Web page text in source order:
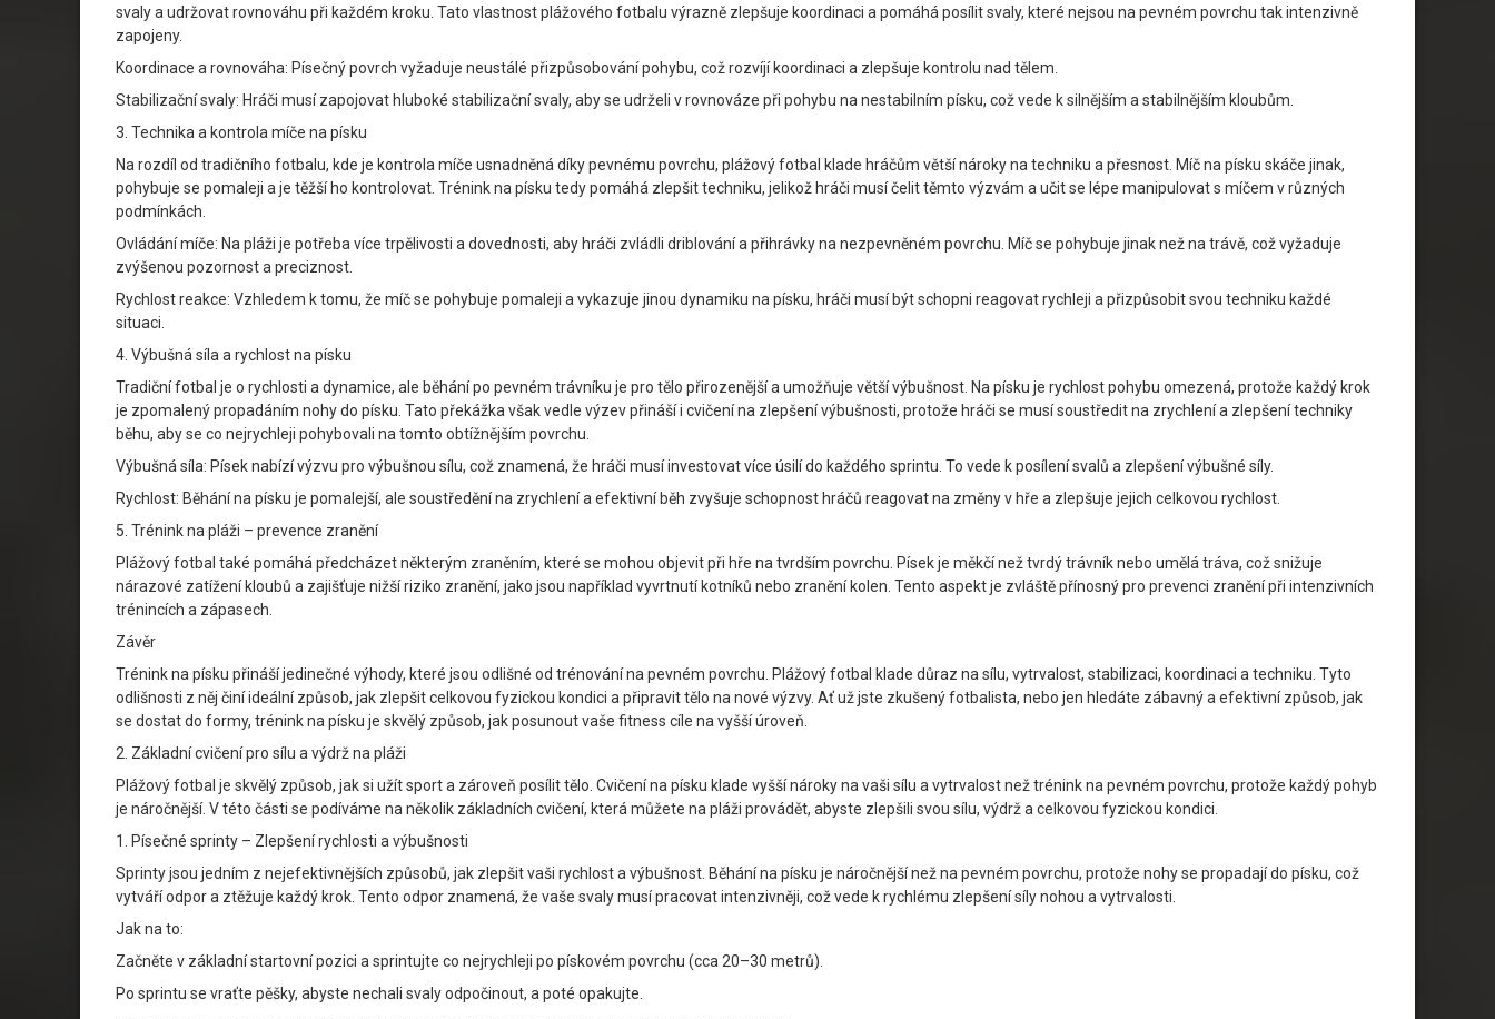
svaly a udržovat rovnováhu při každém kroku. Tato vlastnost plážového fotbalu výrazně zlepšuje koordinaci a pomáhá posílit svaly, které nejsou na pevném povrchu tak intenzivně
zapojeny.
Koordinace a rovnováha: Písečný povrch vyžaduje neustálé přizpůsobování pohybu, což rozvíjí koordinaci a zlepšuje kontrolu nad tělem.
Stabilizační svaly: Hráči musí zapojovat hluboké stabilizační svaly, aby se udrželi v rovnováze při pohybu na nestabilním písku, což vede k silnějším a stabilnějším kloubům.
3. Technika a kontrola míče na písku
Na rozdíl od tradičního fotbalu, kde je kontrola míče usnadněná díky pevnému povrchu, plážový fotbal klade hráčům větší nároky na techniku a přesnost. Míč na písku skáče jinak,
pohybuje se pomaleji a je těžší ho kontrolovat. Trénink na písku tedy pomáhá zlepšit techniku, jelikož hráči musí čelit těmto výzvám a učit se lépe manipulovat s míčem v různých
podmínkách.
Ovládání míče: Na pláži je potřeba více trpělivosti a dovednosti, aby hráči zvládli driblování a přihrávky na nezpevněném povrchu. Míč se pohybuje jinak než na trávě, což vyžaduje
zvýšenou pozornost a preciznost.
Rychlost reakce: Vzhledem k tomu, že míč se pohybuje pomaleji a vykazuje jinou dynamiku na písku, hráči musí být schopni reagovat rychleji a přizpůsobit svou techniku každé
situaci.
4. Výbušná síla a rychlost na písku
Tradiční fotbal je o rychlosti a dynamice, ale běhání po pevném trávníku je pro tělo přirozenější a umožňuje větší výbušnost. Na písku je rychlost pohybu omezená, protože každý krok
je zpomalený propadáním nohy do písku. Tato překážka však vedle výzev přináší i cvičení na zlepšení výbušnosti, protože hráči se musí soustředit na zrychlení a zlepšení techniky
běhu, aby se co nejrychleji pohybovali na tomto obtížnějším povrchu.
Výbušná síla: Písek nabízí výzvu pro výbušnou sílu, což znamená, že hráči musí investovat více úsilí do každého sprintu. To vede k posílení svalů a zlepšení výbušné síly.
Rychlost: Běhání na písku je pomalejší, ale soustředění na zrychlení a efektivní běh zvyšuje schopnost hráčů reagovat na změny v hře a zlepšuje jejich celkovou rychlost.
5. Trénink na pláži – prevence zranění
Plážový fotbal také pomáhá předcházet některým zraněním, které se mohou objevit při hře na tvrdším povrchu. Písek je měkčí než tvrdý trávník nebo umělá tráva, což snižuje
nárazové zatížení kloubů a zajišťuje nižší riziko zranění, jako jsou například vyvrtnutí kotníků nebo zranění kolen. Tento aspekt je zvláště přínosný pro prevenci zranění při intenzivních
trénincích a zápasech.
Závěr
Trénink na písku přináší jedinečné výhody, které jsou odlišné od trénování na pevném povrchu. Plážový fotbal klade důraz na sílu, vytrvalost, stabilizaci, koordinaci a techniku. Tyto
odlišnosti z něj činí ideální způsob, jak zlepšit celkovou fyzickou kondici a připravit tělo na nové výzvy. Ať už jste zkušený fotbalista, nebo jen hledáte zábavný a efektivní způsob, jak
se dostat do formy, trénink na písku je skvělý způsob, jak posunout vaše fitness cíle na vyšší úroveň.
2. Základní cvičení pro sílu a výdrž na pláži
Plážový fotbal je skvělý způsob, jak si užít sport a zároveň posílit tělo. Cvičení na písku klade vyšší nároky na vaši sílu a vytrvalost než trénink na pevném povrchu, protože každý pohyb
je náročnější. V této části se podíváme na několik základních cvičení, která můžete na pláži provádět, abyste zlepšili svou sílu, výdrž a celkovou fyzickou kondici.
1. Písečné sprinty – Zlepšení rychlosti a výbušnosti
Sprinty jsou jedním z nejefektivnějších způsobů, jak zlepšit vaši rychlost a výbušnost. Běhání na písku je náročnější než na pevném povrchu, protože nohy se propadají do písku, což
vytváří odpor a ztěžuje každý krok. Tento odpor znamená, že vaše svaly musí pracovat intenzivněji, což vede k rychlému zlepšení síly nohou a vytrvalosti.
Jak na to:
Začněte v základní startovní pozici a sprintujte co nejrychleji po pískovém povrchu (cca 20–30 metrů).
Po sprintu se vraťte pěšky, abyste nechali svaly odpočinout, a poté opakujte.